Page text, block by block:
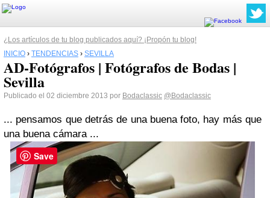
¿Los artículos de tu blog publicados aquí? ¡Propón tu blog!
INICIO › TENDENCIAS › SEVILLA
AD-Fotógrafos | Fotógrafos de Bodas |
Sevilla
Publicado el 02 diciembre 2013 por Bodaclassic @Bodaclassic
... pensamos que detrás de una buena foto, hay más que
una buena cámara ...
Save